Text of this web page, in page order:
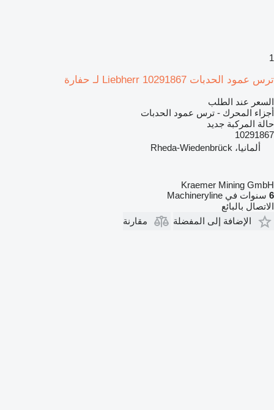
1
ترس عمود الحدبات Liebherr 10291867 لـ حفارة
السعر عند الطلب
أجزاء المحرك - ترس عمود الحدبات
حالة المركبة جديد
10291867
ألمانيا، Rheda-Wiedenbrück
Kraemer Mining GmbH
6 سنوات في Machineryline
الاتصال بالبائع
الإضافة إلى المفضلة
مقارنة